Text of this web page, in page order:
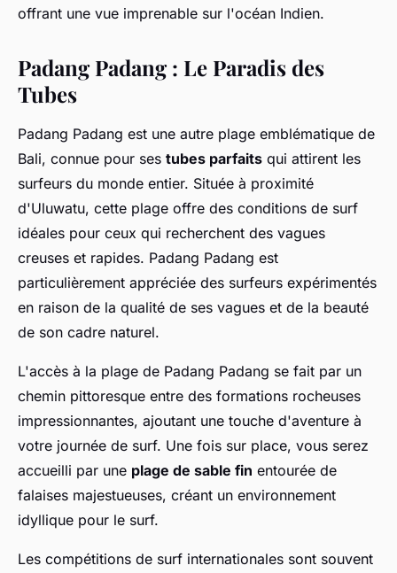
offrant une vue imprenable sur l'océan Indien.
Padang Padang : Le Paradis des
Tubes
Padang Padang est une autre plage emblématique de
Bali, connue pour ses tubes parfaits qui attirent les
surfeurs du monde entier. Située à proximité
d'Uluwatu, cette plage offre des conditions de surf
idéales pour ceux qui recherchent des vagues
creuses et rapides. Padang Padang est
particulièrement appréciée des surfeurs expérimentés
en raison de la qualité de ses vagues et de la beauté
de son cadre naturel.
L'accès à la plage de Padang Padang se fait par un
chemin pittoresque entre des formations rocheuses
impressionnantes, ajoutant une touche d'aventure à
votre journée de surf. Une fois sur place, vous serez
accueilli par une plage de sable fin entourée de
falaises majestueuses, créant un environnement
idyllique pour le surf.
Les compétitions de surf internationales sont souvent